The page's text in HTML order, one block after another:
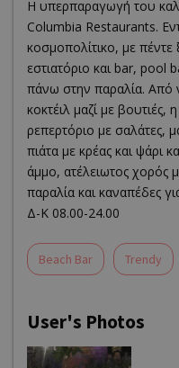
Η υπερπαραγωγή του
Columbia Restaurants.
κοσμοπολίτικο, με πέντε
εστιατόριο και bar, pool
πάνω στην παραλία. Από
κοκτέιλ μαζί με βουτιές,
ρεπερτόριο με σαλάτες,
πιάτα με κρέας και ψάρι
άμμο, ατέλειωτος χορός
παραλία και καναπέδες
Δ-Κ 08.00-24.00
Beach Bar Trendy
User's Photos